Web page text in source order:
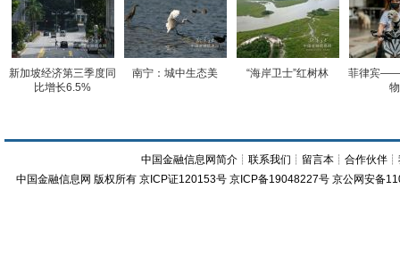
新加坡经济第三季度同
比增长6.5%
南宁：城中生态美 “海岸卫士”红树林
菲律宾
中国金融信息网简介 ┊联系我们 ┊ 留言本 ┊合作伙伴 ┊
中国金融信息网 版权所有 京ICP证120153号 京ICP备19048227号 京公网安备